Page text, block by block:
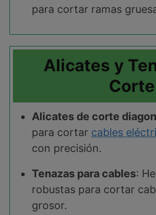
para cortar ramas
Alicates y
Corte
Alicates de corte
para cortar cables
con precisión.
Tenazas para cables:
robustas para cortar
grosor.